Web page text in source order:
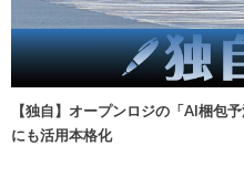
【独自】オープンロジの「AI梱包
にも活用本格化